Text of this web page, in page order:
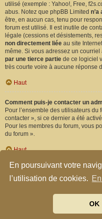
En poursuivant votre
l’utilisation de cookies.
OK
utilisé (exemple : Yahoo!, Free,
abus. Notez que phpBB Limited
être, en aucun cas, tenu pour
forum est utilisé. Il est inutile de
légale (cessions et désistements,
non directement liée au site
même. Si vous adressez un
par une tierce partie de ce logiciel
très courte voire à aucune réponse
Haut
Comment puis-je contacter un
Pour l’ensemble des utilisateurs
contacter », si ce dernier a été
Pour les membres du forum, vous
du forum ».
Haut
phpBB ®
Traduit